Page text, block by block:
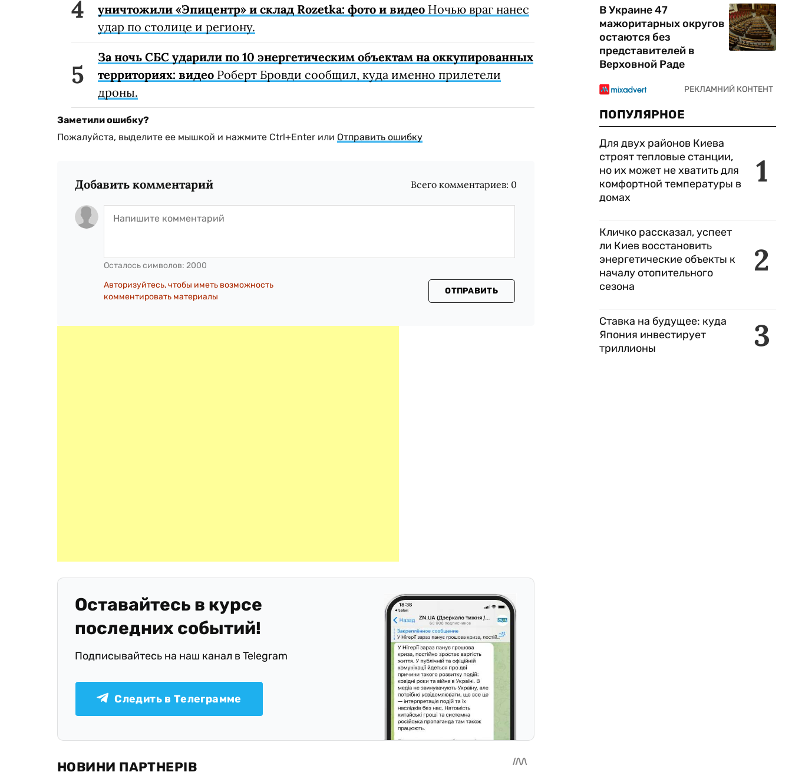
уничтожили «Эпицентр» и склад Rozetka: фото и видео Ночью враг нанес
удар по столице и региону.
За ночь СБС ударили по 10 энергетическим объектам на оккупированных
территориях: видео Роберт Бровди сообщил, куда именно прилетели
дроны.
Заметили ошибку?
Пожалуйста, выделите ее мышкой и нажмите Ctrl+Enter или Отправить ошибку
Добавить комментарий Всего комментариев: 0
Осталось символов: 2000
Авторизуйтесь, чтобы иметь возможность
комментировать материалы
ОТПРАВИТЬ
Оставайтесь в курсе
последних событий!
Подписывайтесь на наш канал в Telegram
Следить в Телеграмме
В Украине 47
мажоритарных округов
остаются без
представителей в
Верховной Раде
ПОПУЛЯРНОЕ
1
Для двух районов Киева
строят тепловые станции,
но их может не хватить для
комфортной температуры в
домах
2
Кличко рассказал, успеет
ли Киев восстановить
энергетические объекты к
началу отопительного
сезона
3
Ставка на будущее: куда
Япония инвестирует
триллионы